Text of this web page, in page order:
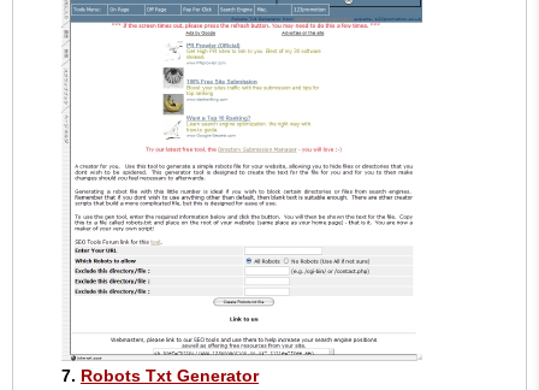
7. Robots Txt Generator